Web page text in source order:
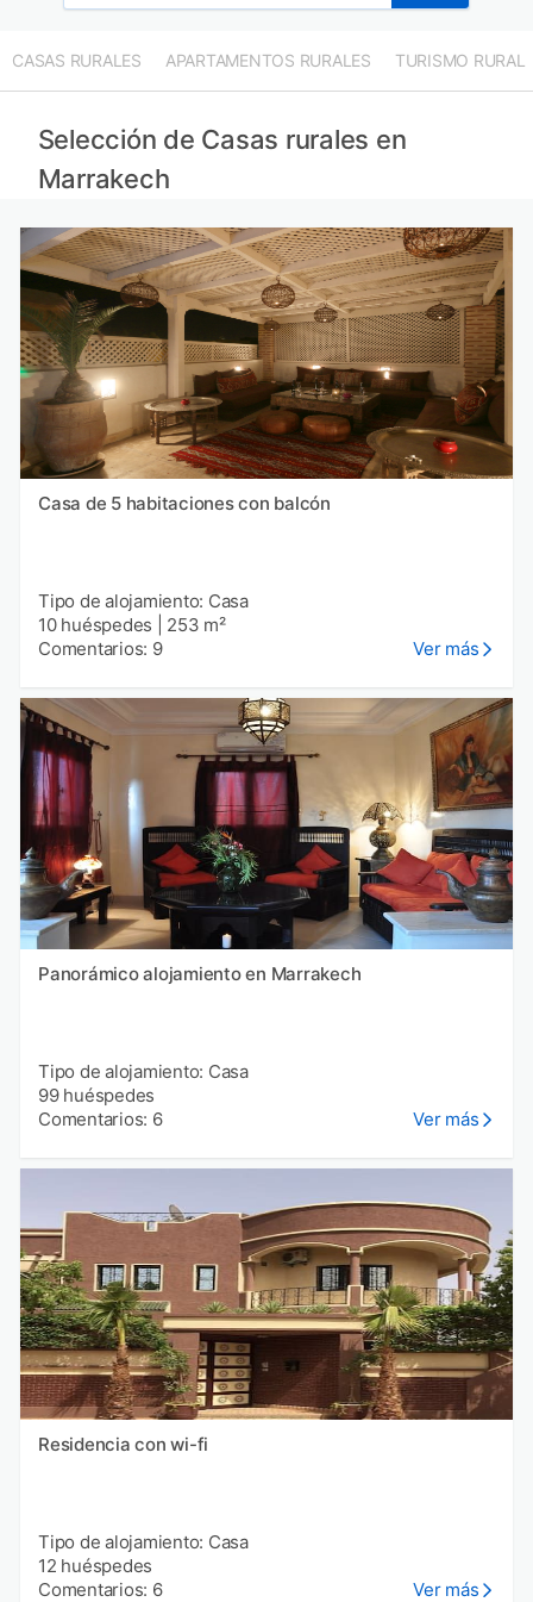
Casas rurales en Agadir Ida-Outanane provincia
Casas rurales en Benslimane provincia
Casas rurales en Mohammédia provincia
CASAS RURALES APARTAMENTOS RURALES TURISMO RURAL
Selección de Casas rurales en
Marrakech
Casa de 5 habitaciones con balcón
Tipo de alojamiento: Casa
10 huéspedes
253 m²
Comentarios: 9
Ver más
Panorámico alojamiento en Marrakech
Tipo de alojamiento: Casa
99 huéspedes
Comentarios: 6
Ver más
Residencia con wi-fi
Tipo de alojamiento: Casa
12 huéspedes
Comentarios: 6
Ver más